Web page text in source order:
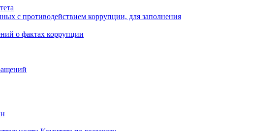
с противодействием коррупции, для заполнения
о фактах коррупции